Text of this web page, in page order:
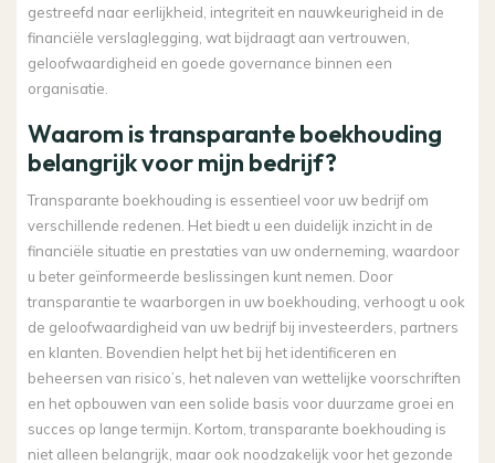
gestreefd naar eerlijkheid, integriteit en nauwkeurigheid in de
financiële verslaglegging, wat bijdraagt aan vertrouwen,
geloofwaardigheid en goede governance binnen een
organisatie.
Waarom is transparante boekhouding
belangrijk voor mijn bedrijf?
Transparante boekhouding is essentieel voor uw bedrijf om
verschillende redenen. Het biedt u een duidelijk inzicht in de
financiële situatie en prestaties van uw onderneming, waardoor
u beter geïnformeerde beslissingen kunt nemen. Door
transparantie te waarborgen in uw boekhouding, verhoogt u ook
de geloofwaardigheid van uw bedrijf bij investeerders, partners
en klanten. Bovendien helpt het bij het identificeren en
beheersen van risico’s, het naleven van wettelijke voorschriften
en het opbouwen van een solide basis voor duurzame groei en
succes op lange termijn. Kortom, transparante boekhouding is
niet alleen belangrijk, maar ook noodzakelijk voor het gezonde